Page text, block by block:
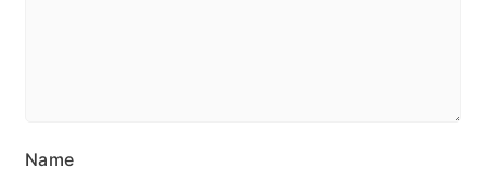
Name